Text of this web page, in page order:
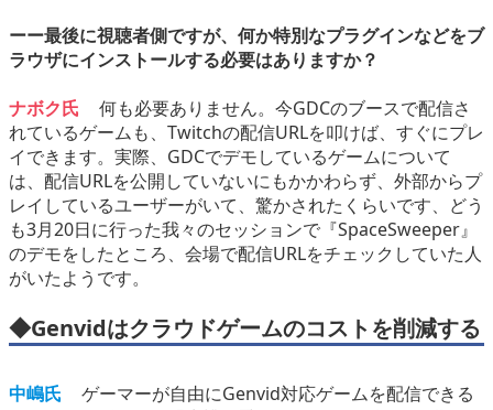
ーー最後に視聴者側ですが、何か特別なプラグインなどをブ
ラウザにインストールする必要はありますか？
ナボク氏
何も必要ありません。今GDCのブースで配信さ
れているゲームも、Twitchの配信URLを叩けば、すぐにプレ
イできます。実際、GDCでデモしているゲームについて
は、配信URLを公開していないにもかかわらず、外部からプ
レイしているユーザーがいて、驚かされたくらいです、どう
も3月20日に行った我々のセッションで『SpaceSweeper』
のデモをしたところ、会場で配信URLをチェックしていた人
がいたようです。
◆Genvidはクラウドゲームのコストを削減する
中嶋氏
ゲーマーが自由にGenvid対応ゲームを配信できる